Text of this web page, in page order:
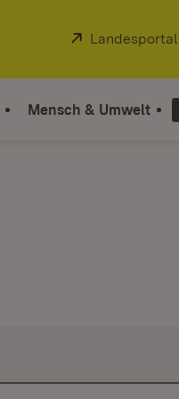
Extern:
Landesportal
Mensch & Umwelt